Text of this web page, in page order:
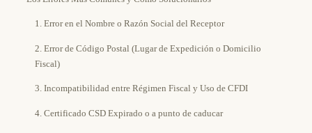
1. Error en el Nombre o Razón Social del Receptor
2. Error de Código Postal (Lugar de Expedición o Domicilio
Fiscal)
3. Incompatibilidad entre Régimen Fiscal y Uso de CFDI
4. Certificado CSD Expirado o a punto de caducar